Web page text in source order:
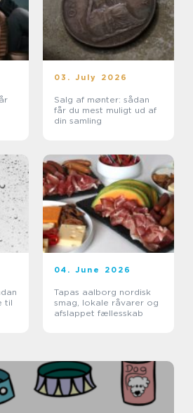
03. July 2026
Salg af mønter: sådan
får du mest muligt ud af
din samling
til
04. June 2026
Tapas aalborg nordisk
smag, lokale råvarer og
afslappet fællesskab